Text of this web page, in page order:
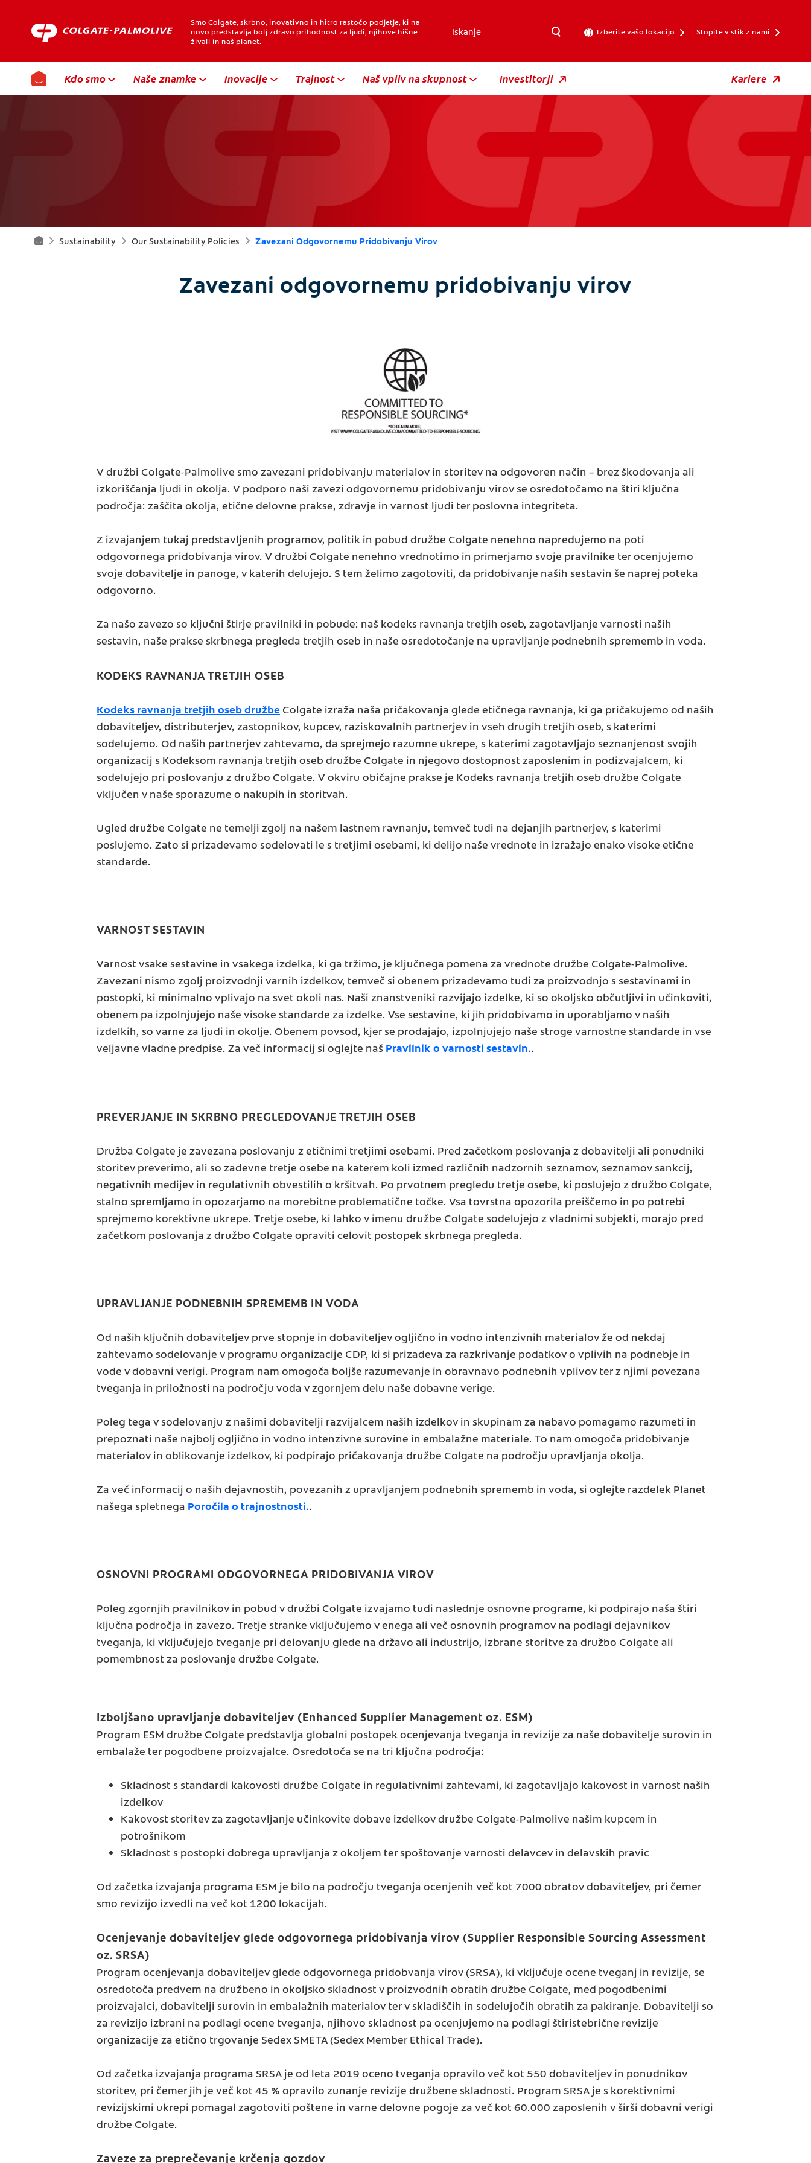
Smo Colgate, skrbno, inovativno in hitro rastočo podjetje, ki na
novo predstavlja bolj zdravo prihodnost za ljudi, njihove hišne
živali in naš planet.
Izberite vašo lokacijo Stopite v stik z nami
Kdo smo Naše znamke Inovacije Trajnost Naš vpliv na skupnost Investitorji Kariere
Domov
Sustainability Our Sustainability Policies Zavezani Odgovornemu Pridobivanju Virov
Zavezani odgovornemu pridobivanju virov
V družbi Colgate-Palmolive smo zavezani pridobivanju materialov in storitev na odgovoren način – brez škodovanja ali
izkoriščanja ljudi in okolja. V podporo naši zavezi odgovornemu pridobivanju virov se osredotočamo na štiri ključna
področja: zaščita okolja, etične delovne prakse, zdravje in varnost ljudi ter poslovna integriteta.
Z izvajanjem tukaj predstavljenih programov, politik in pobud družbe Colgate nenehno napredujemo na poti
odgovornega pridobivanja virov. V družbi Colgate nenehno vrednotimo in primerjamo svoje pravilnike ter ocenjujemo
svoje dobavitelje in panoge, v katerih delujejo. S tem želimo zagotoviti, da pridobivanje naših sestavin še naprej poteka
odgovorno.
Za našo zavezo so ključni štirje pravilniki in pobude: naš kodeks ravnanja tretjih oseb, zagotavljanje varnosti naših
sestavin, naše prakse skrbnega pregleda tretjih oseb in naše osredotočanje na upravljanje podnebnih sprememb in voda.
KODEKS RAVNANJA TRETJIH OSEB
Kodeks ravnanja tretjih oseb družbe Colgate izraža naša pričakovanja glede etičnega ravnanja, ki ga pričakujemo od naših
dobaviteljev, distributerjev, zastopnikov, kupcev, raziskovalnih partnerjev in vseh drugih tretjih oseb, s katerimi
sodelujemo. Od naših partnerjev zahtevamo, da sprejmejo razumne ukrepe, s katerimi zagotavljajo seznanjenost svojih
organizacij s Kodeksom ravnanja tretjih oseb družbe Colgate in njegovo dostopnost zaposlenim in podizvajalcem, ki
sodelujejo pri poslovanju z družbo Colgate. V okviru običajne prakse je Kodeks ravnanja tretjih oseb družbe Colgate
vključen v naše sporazume o nakupih in storitvah.
Ugled družbe Colgate ne temelji zgolj na našem lastnem ravnanju, temveč tudi na dejanjih partnerjev, s katerimi
poslujemo. Zato si prizadevamo sodelovati le s tretjimi osebami, ki delijo naše vrednote in izražajo enako visoke etične
standarde.
VARNOST SESTAVIN
Varnost vsake sestavine in vsakega izdelka, ki ga tržimo, je ključnega pomena za vrednote družbe Colgate-Palmolive.
Zavezani nismo zgolj proizvodnji varnih izdelkov, temveč si obenem prizadevamo tudi za proizvodnjo s sestavinami in
postopki, ki minimalno vplivajo na svet okoli nas. Naši znanstveniki razvijajo izdelke, ki so okoljsko občutljivi in ​​učinkoviti,
obenem pa izpolnjujejo naše visoke standarde za izdelke. Vse sestavine, ki jih pridobivamo in uporabljamo v naših
izdelkih, so varne za ljudi in okolje. Obenem povsod, kjer se prodajajo, izpolnjujejo naše stroge varnostne standarde in vse
veljavne vladne predpise. Za več informacij si oglejte naš Pravilnik o varnosti sestavin..
PREVERJANJE IN SKRBNO PREGLEDOVANJE TRETJIH OSEB
Družba Colgate je zavezana poslovanju z etičnimi tretjimi osebami. Pred začetkom poslovanja z dobavitelji ali ponudniki
storitev preverimo, ali so zadevne tretje osebe na katerem koli izmed različnih nadzornih seznamov, seznamov sankcij,
negativnih medijev in regulativnih obvestilih o kršitvah. Po prvotnem pregledu tretje osebe, ki poslujejo z družbo Colgate,
stalno spremljamo in opozarjamo na morebitne problematične točke. Vsa tovrstna opozorila preiščemo in po potrebi
sprejmemo korektivne ukrepe. Tretje osebe, ki lahko v imenu družbe Colgate sodelujejo z vladnimi subjekti, morajo pred
začetkom poslovanja z družbo Colgate opraviti celovit postopek skrbnega pregleda.
UPRAVLJANJE PODNEBNIH SPREMEMB IN VODA
Od naših ključnih dobaviteljev prve stopnje in dobaviteljev ogljično in vodno intenzivnih materialov že od nekdaj
zahtevamo sodelovanje v programu organizacije CDP, ki si prizadeva za razkrivanje podatkov o vplivih na podnebje in
vode v dobavni verigi. Program nam omogoča boljše razumevanje in obravnavo podnebnih vplivov ter z njimi povezana
tveganja in priložnosti na področju voda v zgornjem delu naše dobavne verige.
Poleg tega v sodelovanju z našimi dobavitelji razvijalcem naših izdelkov in skupinam za nabavo pomagamo razumeti in
prepoznati naše najbolj ogljično in vodno intenzivne surovine in embalažne materiale. To nam omogoča pridobivanje
materialov in oblikovanje izdelkov, ki podpirajo pričakovanja družbe Colgate na področju upravljanja okolja.
Za več informacij o naših dejavnostih, povezanih z upravljanjem podnebnih sprememb in voda, si oglejte razdelek Planet
našega spletnega Poročila o trajnostnosti..
OSNOVNI PROGRAMI ODGOVORNEGA PRIDOBIVANJA VIROV
Poleg zgornjih pravilnikov in pobud v družbi Colgate izvajamo tudi naslednje osnovne programe, ki podpirajo naša štiri
ključna področja in zavezo. Tretje stranke vključujemo v enega ali več osnovnih programov na podlagi dejavnikov
tveganja, ki vključujejo tveganje pri delovanju glede na državo ali industrijo, izbrane storitve za družbo Colgate ali
pomembnost za poslovanje družbe Colgate.
Izboljšano upravljanje dobaviteljev (Enhanced Supplier Management oz. ESM)
Program ESM družbe Colgate predstavlja globalni postopek ocenjevanja tveganja in revizije za naše dobavitelje surovin in
embalaže ter pogodbene proizvajalce. Osredotoča se na tri ključna področja:
Skladnost s standardi kakovosti družbe Colgate in regulativnimi zahtevami, ki zagotavljajo kakovost in varnost naših
izdelkov
Kakovost storitev za zagotavljanje učinkovite dobave izdelkov družbe Colgate-Palmolive našim kupcem in
potrošnikom
Skladnost s postopki dobrega upravljanja z okoljem ter spoštovanje varnosti delavcev in delavskih pravic
Od začetka izvajanja programa ESM je bilo na področju tveganja ocenjenih več kot 7000 obratov dobaviteljev, pri čemer
smo revizijo izvedli na več kot 1200 lokacijah.
Ocenjevanje dobaviteljev glede odgovornega pridobivanja virov (Supplier Responsible Sourcing Assessment
oz. SRSA)
Program ocenjevanja dobaviteljev glede odgovornega pridobvanja virov (SRSA), ki vključuje ocene tveganj in revizije, se
osredotoča predvem na družbeno in okoljsko skladnost v proizvodnih obratih družbe Colgate, med pogodbenimi
proizvajalci, dobavitelji surovin in embalažnih materialov ter v skladiščih in sodelujočih obratih za pakiranje. Dobavitelji so
za revizijo izbrani na podlagi ocene tveganja, njihovo skladnost pa ocenjujemo na podlagi štiristebrične revizije
organizacije za etično trgovanje Sedex SMETA (Sedex Member Ethical Trade).
Od začetka izvajanja programa SRSA je od leta 2019 oceno tveganja opravilo več kot 550 dobaviteljev in ponudnikov
storitev, pri čemer jih je več kot 45 % opravilo zunanje revizije družbene skladnosti. Program SRSA je s korektivnimi
revizijskimi ukrepi pomagal zagotoviti poštene in varne delovne pogoje za več kot 60.000 zaposlenih v širši dobavni verigi
družbe Colgate.
Zaveze za preprečevanje krčenja gozdov